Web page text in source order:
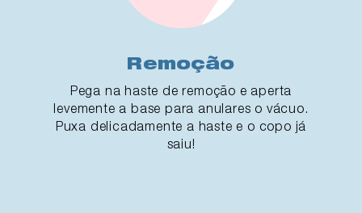
Remoção
Pega na haste de remoção e aperta
levemente a base para anulares o vácuo.
Puxa delicadamente a haste e o copo já
saiu!